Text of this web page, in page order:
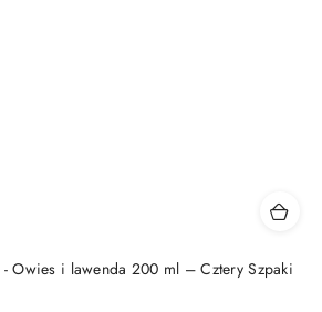
Owies i lawenda 200 ml – Cztery Szpaki